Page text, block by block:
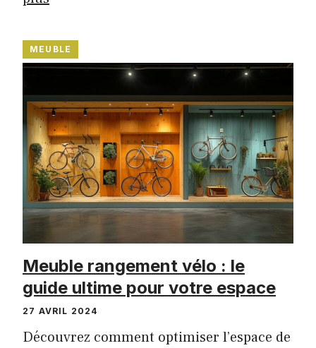
MEUBLE
Meuble rangement vélo : le
guide ultime pour votre espace
27 AVRIL 2024
Découvrez comment optimiser l’espace de